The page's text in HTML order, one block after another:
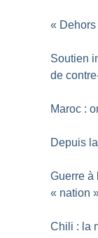
«
Soutien
de
Maroc :
Depuis
Guerre à
« nation
Chili : la